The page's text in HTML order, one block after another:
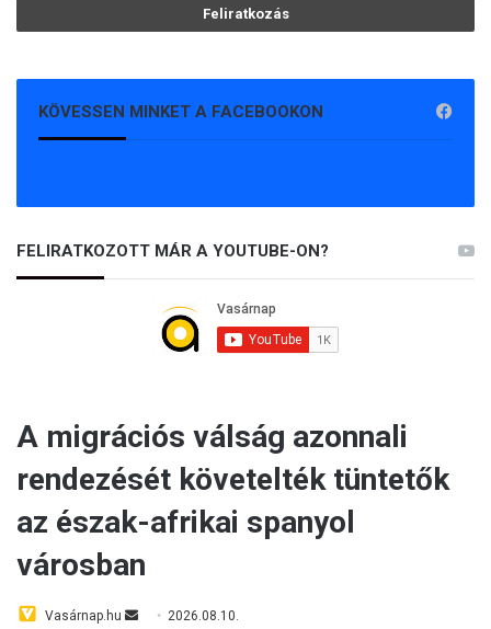
KÖVESSEN MINKET A FACEBOOKON
FELIRATKOZOTT MÁR A YOUTUBE-ON?